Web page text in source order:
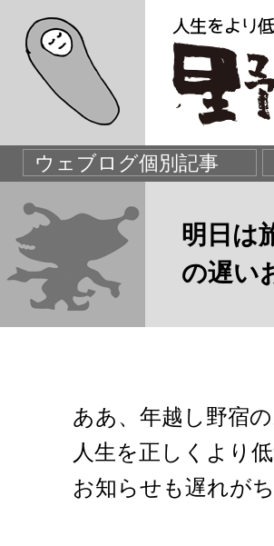
明日は
の遅い
ああ、年越し野宿
人生を正しくより
お知らせも遅れが